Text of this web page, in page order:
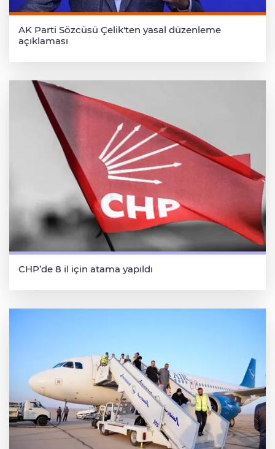
AK Parti Sözcüsü Çelik'ten yasal düzenleme
açıklaması
CHP’de 8 il için atama yapıldı